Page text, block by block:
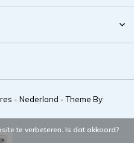
- Nederland - Theme By
te verbeteren. Is dat akkoord?